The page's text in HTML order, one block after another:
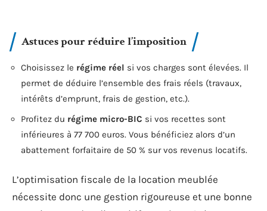
Astuces pour réduire l’imposition
Choisissez le régime réel si vos charges sont élevées. Il
permet de déduire l’ensemble des frais réels (travaux,
intérêts d’emprunt, frais de gestion, etc.).
Profitez du régime micro-BIC si vos recettes sont
inférieures à 77 700 euros. Vous bénéficiez alors d’un
abattement forfaitaire de 50 % sur vos revenus locatifs.
L’optimisation fiscale de la location meublée
nécessite donc une gestion rigoureuse et une bonne